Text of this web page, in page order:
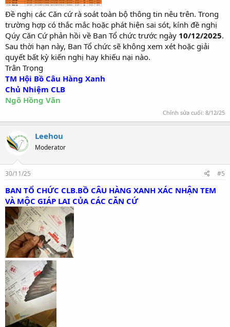
Đề nghị các Căn cứ rà soát toàn bộ thông tin nêu trên. Trong
trường hợp có thắc mắc hoặc phát hiện sai sót, kính đề nghị
Qúy Căn Cứ phản hồi về Ban Tổ chức trước ngày 10/12/2025.
Sau thời hạn này, Ban Tổ chức sẽ không xem xét hoặc giải
quyết bất kỳ kiến nghị hay khiếu nại nào.
Trân Trọng
TM Hội Bồ Câu Hàng Xanh
Chủ Nhiệm CLB
Ngô Hồng Văn
Chỉnh sửa cuối: 8/12/25
Leehou
Moderator
30/11/25 #5
BAN TỔ CHỨC CLB.BỒ CÂU HÀNG XANH XÁC NHẬN TEM
VÀ MỘC GIÁP LAI CỦA CÁC CĂN CỨ